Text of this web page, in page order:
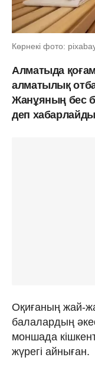
Көрнекі фото:
Алматыда
алматылық
Жанұяның бес
деп хабарлайды
Оқиғаның жай-
балалардың
моншада
жүрегі айныған.